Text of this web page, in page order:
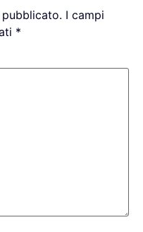
I campi
*